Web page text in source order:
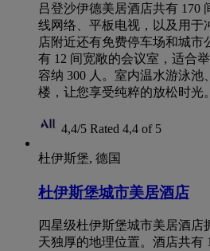
吕登沙伊德美居酒店共有 170
线网络、平板电视，以及用于
店附近还有免费停车场和城市
有 12 间宽敞的会议室，适合
容纳 300 人。室内温水游泳池
楼，让您享受纯粹的放松时光。
4,4/5 Rated 4,4 of 5
杜伊斯堡, 德国
杜伊斯堡城市美居酒店
四星级杜伊斯堡城市美居酒店
天独厚的地理位置。酒店共有